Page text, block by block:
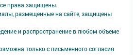
права защищены.
размещенные на сайте, защищены
и распространение в любом объеме
только с письменного согласия